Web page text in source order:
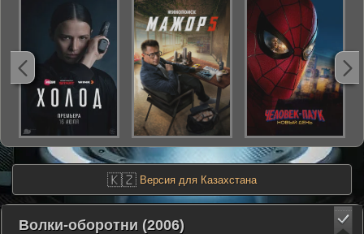
🇰🇿 Версия для Казахстана
Волки-оборотни (2006)